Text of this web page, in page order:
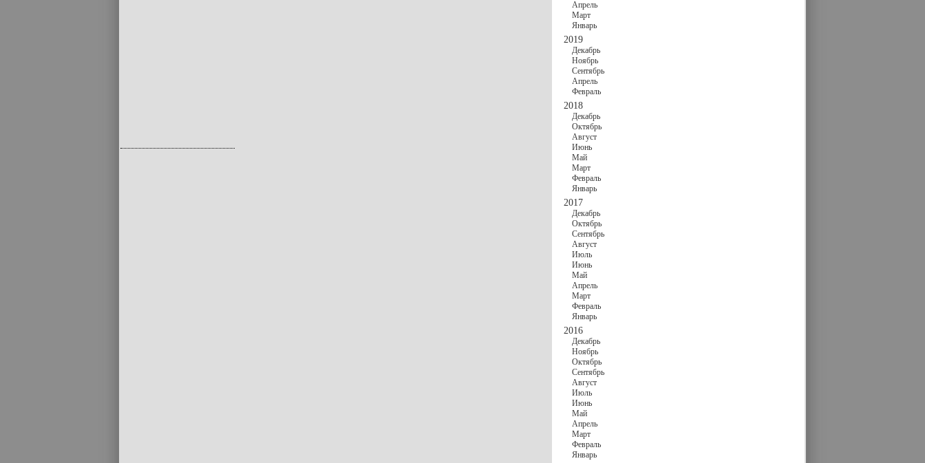
Апрель
Март
Январь
2019
Декабрь
Ноябрь
Сентябрь
Апрель
Февраль
2018
Декабрь
Октябрь
Август
Июнь
Май
Март
Февраль
Январь
2017
Декабрь
Октябрь
Сентябрь
Август
Июль
Июнь
Май
Апрель
Март
Февраль
Январь
2016
Декабрь
Ноябрь
Октябрь
Сентябрь
Август
Июль
Июнь
Май
Апрель
Март
Февраль
Январь